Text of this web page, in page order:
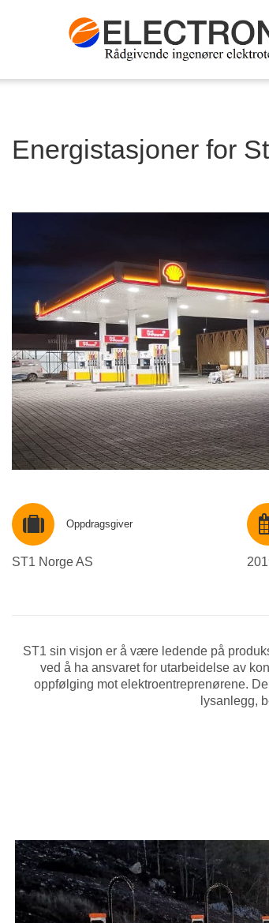
Energistasjoner for
Oppdragsgiver
ST1 Norge AS
ST1 sin visjon er å være ledende på
ved å ha ansvaret for utarbeidelse av
oppfølging mot elektroentreprenørene.
lysanlegg,